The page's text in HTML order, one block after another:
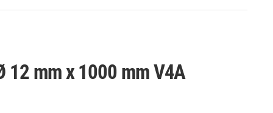
12 mm x 1000 mm V4A